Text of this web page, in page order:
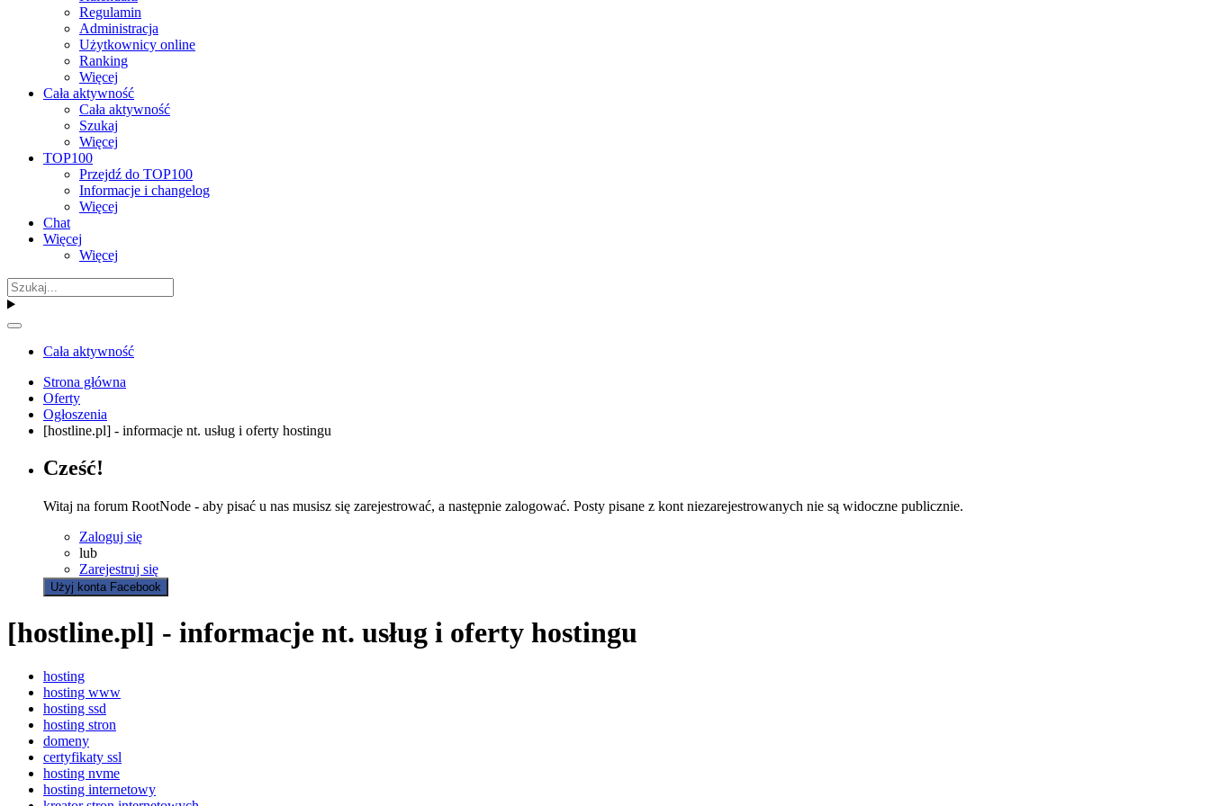
Regulamin
Administracja
Użytkownicy online
Ranking
Więcej
Cała aktywność
Cała aktywność
Szukaj
Więcej
TOP100
Przejdź do TOP100
Informacje i changelog
Więcej
Chat
Więcej
Więcej
Cała aktywność
Strona główna
Oferty
Ogłoszenia
[hostline.pl] - informacje nt. usług i oferty hostingu
Cześć!
Witaj na forum RootNode - aby pisać u nas musisz się zarejestrować, a następnie zalogować. Posty pisane z kont niezarejestrowanych nie są widoczne publicznie.
Zaloguj się
lub
Zarejestruj się
Użyj konta Facebook
[hostline.pl] - informacje nt. usług i oferty hostingu
hosting
hosting www
hosting ssd
hosting stron
domeny
certyfikaty ssl
hosting nvme
hosting internetowy